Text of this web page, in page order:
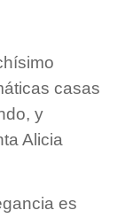
casas
y
Alicia
es